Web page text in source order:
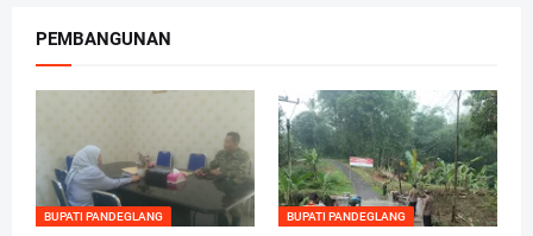
PEMBANGUNAN
BUPATI PANDEGLANG BUPATI PANDEGLANG